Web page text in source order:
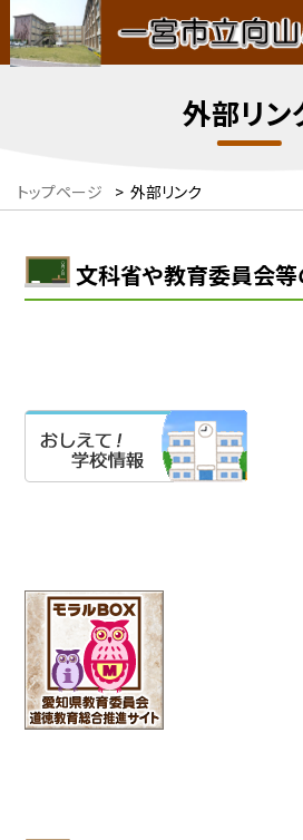
外部リン
トップページ > 外部リンク
文科省や教育委員会等